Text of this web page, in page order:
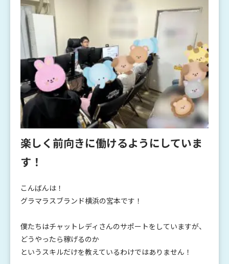
楽しく前向きに働けるようにしていま
す！
こんばんは！
グラマラスブランド横浜の宮本です！
僕たちはチャットレディさんのサポートをしていますが、
どうやったら稼げるのか
というスキルだけを教えているわけではありません！